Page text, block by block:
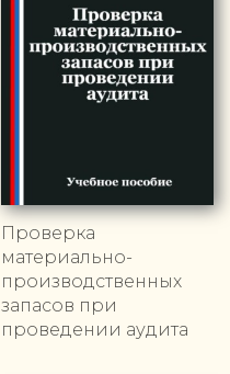
Проверка
материально-
производственных
запасов при
проведении аудита